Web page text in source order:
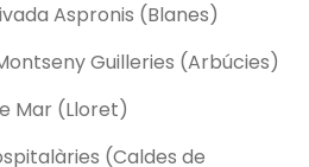
Aspronis (Blanes)
Guilleries (Arbúcies)
Mar (Lloret)
(Caldes de